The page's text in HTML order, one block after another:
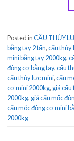
Posted inCẨU THỦY
bằng tay 2 tấn,cẩu thủy
mini bằng tay 2000kg,
động cơ bằng tay,cẩu
cẩu thủy lực mini,cẩu
cơ mini 2000kg, giá cẩu
2000kg, giá cẩu mốc
cẩu móc động cơ mini
2000kg